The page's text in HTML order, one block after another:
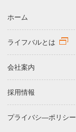
ホーム
ライフバルとは
会社案内
採用情報
プライバシ―ポリシー